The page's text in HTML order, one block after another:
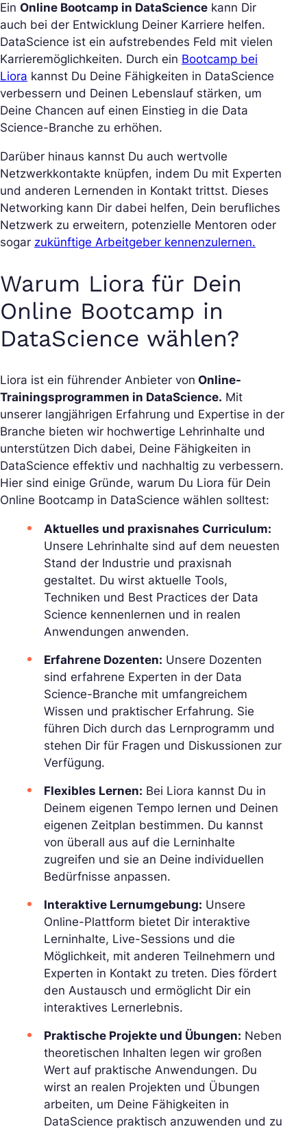
Ein Online Bootcamp in DataScience kann Dir
auch bei der Entwicklung Deiner Karriere helfen.
DataScience ist ein aufstrebendes Feld mit vielen
Karrieremöglichkeiten. Durch ein Bootcamp bei
Liora kannst Du Deine Fähigkeiten in DataScience
verbessern und Deinen Lebenslauf stärken, um
Deine Chancen auf einen Einstieg in die Data
Science-Branche zu erhöhen.
Darüber hinaus kannst Du auch wertvolle
Netzwerkkontakte knüpfen, indem Du mit Experten
und anderen Lernenden in Kontakt trittst. Dieses
Networking kann Dir dabei helfen, Dein berufliches
Netzwerk zu erweitern, potenzielle Mentoren oder
sogar zukünftige Arbeitgeber kennenzulernen.
Warum Liora für Dein
Online Bootcamp in
DataScience wählen?
Liora ist ein führender Anbieter von Online-
Trainingsprogrammen in DataScience. Mit
unserer langjährigen Erfahrung und Expertise in der
Branche bieten wir hochwertige Lehrinhalte und
unterstützen Dich dabei, Deine Fähigkeiten in
DataScience effektiv und nachhaltig zu verbessern.
Hier sind einige Gründe, warum Du Liora für Dein
Online Bootcamp in DataScience wählen solltest:
Aktuelles und praxisnahes Curriculum:
Unsere Lehrinhalte sind auf dem neuesten
Stand der Industrie und praxisnah
gestaltet. Du wirst aktuelle Tools,
Techniken und Best Practices der Data
Science kennenlernen und in realen
Anwendungen anwenden.
Erfahrene Dozenten: Unsere Dozenten
sind erfahrene Experten in der Data
Science-Branche mit umfangreichem
Wissen und praktischer Erfahrung. Sie
führen Dich durch das Lernprogramm und
stehen Dir für Fragen und Diskussionen zur
Verfügung.
Flexibles Lernen: Bei Liora kannst Du in
Deinem eigenen Tempo lernen und Deinen
eigenen Zeitplan bestimmen. Du kannst
von überall aus auf die Lerninhalte
zugreifen und sie an Deine individuellen
Bedürfnisse anpassen.
Interaktive Lernumgebung: Unsere
Online-Plattform bietet Dir interaktive
Lerninhalte, Live-Sessions und die
Möglichkeit, mit anderen Teilnehmern und
Experten in Kontakt zu treten. Dies fördert
den Austausch und ermöglicht Dir ein
interaktives Lernerlebnis.
Praktische Projekte und Übungen: Neben
theoretischen Inhalten legen wir großen
Wert auf praktische Anwendungen. Du
wirst an realen Projekten und Übungen
arbeiten, um Deine Fähigkeiten in
DataScience praktisch anzuwenden und zu